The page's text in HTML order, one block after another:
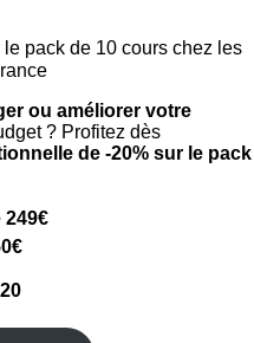
le pack de 10 cours chez les
ou améliorer votre
? Profitez dès
de -20% sur le pack
249€